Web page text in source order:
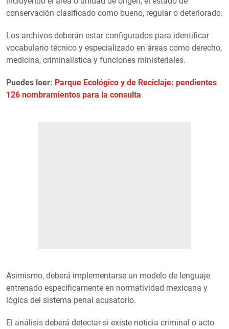
conservación clasificado como bueno, regular o deteriorado.
Los archivos deberán estar configurados para identificar
vocabulario técnico y especializado en áreas como derecho,
medicina, criminalística y funciones ministeriales.
Puedes leer: Parque Ecológico y de Reciclaje: pendientes
126 nombramientos para la consulta
Asimismo, deberá implementarse un modelo de lenguaje
entrenado específicamente en normatividad mexicana y
lógica del sistema penal acusatorio.
El análisis deberá detectar si existe noticia criminal o acto